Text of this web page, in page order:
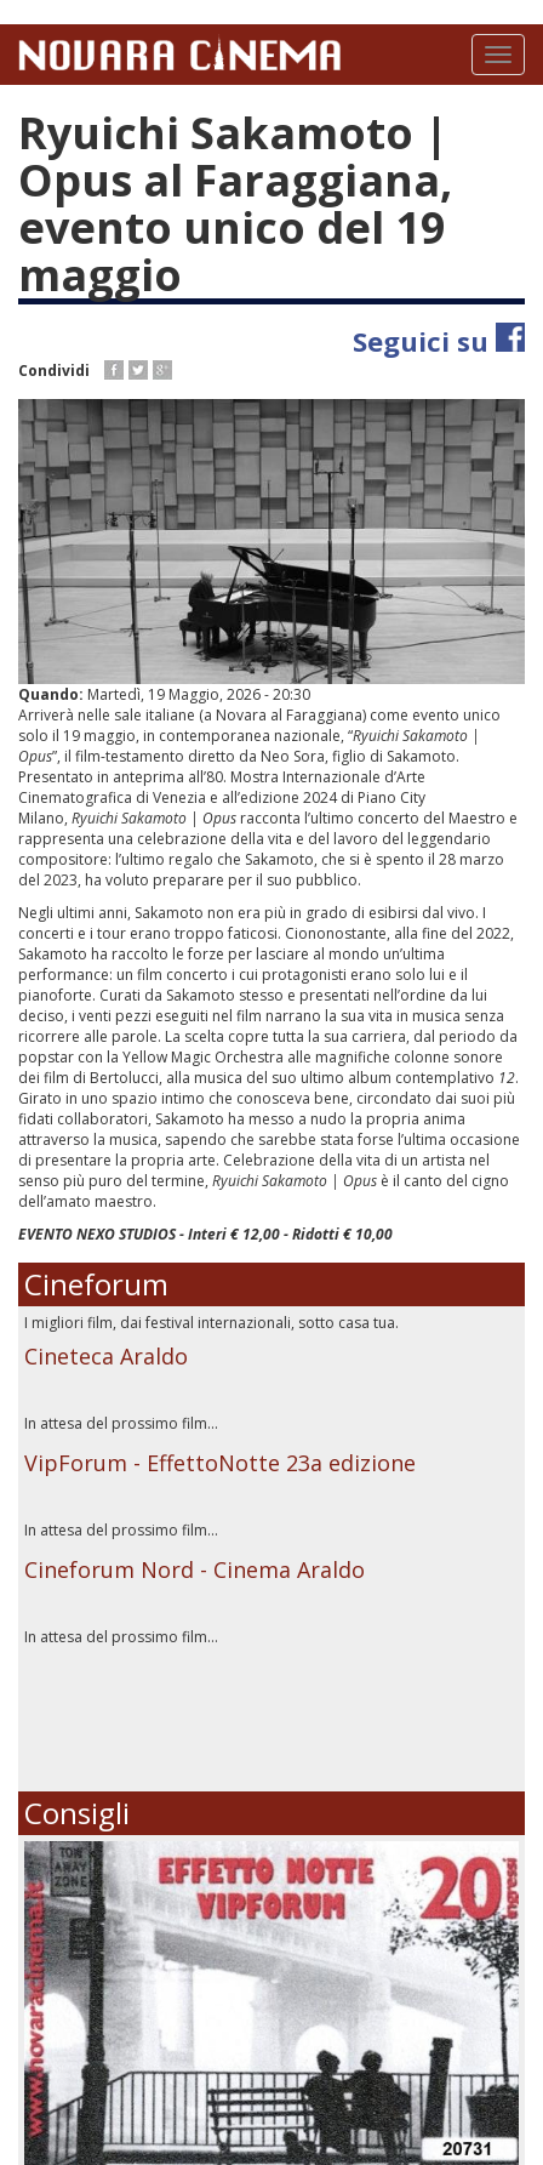
contenuto
Toggle
Ryuichi Sakamoto |
Opus al Faraggiana,
evento unico del 19
maggio
Seguici su
Condividi
Quando: Martedì, 19 Maggio, 2026 - 20:30
Arriverà nelle sale italiane (a Novara al Faraggiana) come evento unico
solo il 19 maggio, in contemporanea nazionale, “Ryuichi Sakamoto |
Opus”, il film-testamento diretto da Neo Sora, figlio di Sakamoto.
Presentato in anteprima all’80. Mostra Internazionale d’Arte
Cinematografica di Venezia e all’edizione 2024 di Piano City
Milano, Ryuichi Sakamoto | Opus racconta l’ultimo concerto del Maestro e
rappresenta una celebrazione della vita e del lavoro del leggendario
compositore: l’ultimo regalo che Sakamoto, che si è spento il 28 marzo
del 2023, ha voluto preparare per il suo pubblico.
Negli ultimi anni, Sakamoto non era più in grado di esibirsi dal vivo. I
concerti e i tour erano troppo faticosi. Ciononostante, alla fine del 2022,
Sakamoto ha raccolto le forze per lasciare al mondo un’ultima
performance: un film concerto i cui protagonisti erano solo lui e il
pianoforte. Curati da Sakamoto stesso e presentati nell’ordine da lui
deciso, i venti pezzi eseguiti nel film narrano la sua vita in musica senza
ricorrere alle parole. La scelta copre tutta la sua carriera, dal periodo da
popstar con la Yellow Magic Orchestra alle magnifiche colonne sonore
dei film di Bertolucci, alla musica del suo ultimo album contemplativo 12.
Girato in uno spazio intimo che conosceva bene, circondato dai suoi più
fidati collaboratori, Sakamoto ha messo a nudo la propria anima
attraverso la musica, sapendo che sarebbe stata forse l’ultima occasione
di presentare la propria arte. Celebrazione della vita di un artista nel
senso più puro del termine, Ryuichi Sakamoto | Opus è il canto del cigno
dell’amato maestro.
EVENTO NEXO STUDIOS - Interi € 12,00 - Ridotti € 10,00
Cineforum
I migliori film, dai festival internazionali, sotto casa tua.
Cineteca Araldo
In attesa del prossimo film...
VipForum - EffettoNotte 23a edizione
In attesa del prossimo film...
Cineforum Nord - Cinema Araldo
In attesa del prossimo film...
Consigli